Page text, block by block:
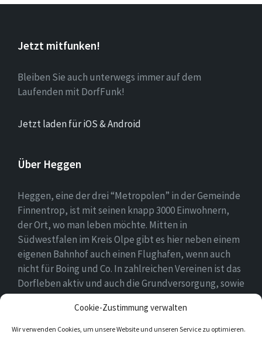
Cookie-Zustimmung verwalten
Wir verwenden Cookies, um unsere Website und unseren Service zu optimieren.
Jetzt mitfunken!
Bleiben Sie auch unterwegs immer auf dem
Laufenden mit DorfFunk!
Jetzt laden für iOS & Android
Über Heggen
Heggen, eine der drei “Metropolen” in der Gemeinde
Finnentrop, ist mit seinen knapp 3000 Einwohnern,
der Ort, wo man leben möchte. Mitten in
Südwestfalen im Kreis Olpe gibt es hier neben einem
eigenen Bahnhof auch einen Flughafen, wenn auch
nicht für Boing und Co. In zahlreichen Vereinen ist das
Dorfleben aktiv und auch die Grundversorgung, sowie
eine Schule und zwei Kindergärten gehören zum